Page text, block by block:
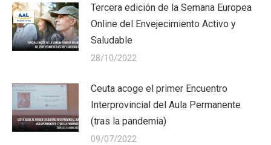
Tercera edición de la Semana Europea
Online del Envejecimiento Activo y
Saludable
28/10/2022
Ceuta acoge el primer Encuentro
Interprovincial del Aula Permanente
(tras la pandemia)
09/07/2022